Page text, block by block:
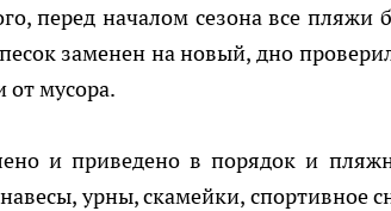
перед началом сезона все
заменен на новый, дно
от мусора.
и приведено в порядок и
урны, скамейки, спортивное